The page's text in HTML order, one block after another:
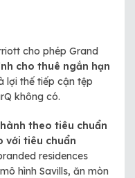
cho phép Grand
cho thuê ngắn hạn
lợi thế tiếp cận tệp
không có.
theo tiêu chuẩn
với tiêu chuẩn
residences
hình Savills, ăn mòn